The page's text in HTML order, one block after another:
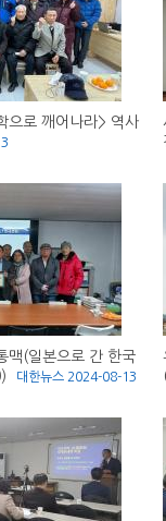
으로 깨어나라> 역사
맥(일본으로 간 한국
대한뉴스2024-08-13